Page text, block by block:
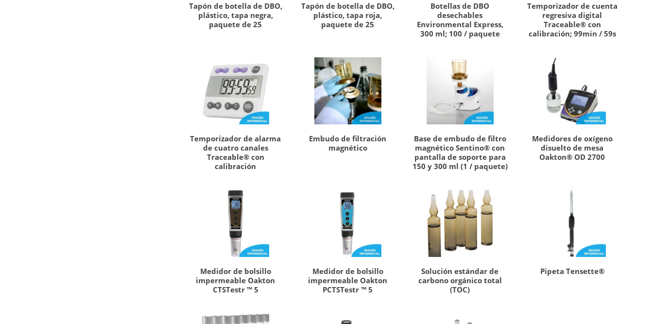
Tapón de botella de DBO,
plástico, tapa negra,
paquete de 25
Tapón de botella de DBO,
plástico, tapa roja,
paquete de 25
Botellas de DBO
desechables
Environmental Express,
300 ml; 100 / paquete
Temporizador de cuenta
regresiva digital
Traceable® con
calibración; 99min / 59s
Temporizador de alarma
de cuatro canales
Traceable® con
calibración
Embudo de filtración
magnético
Base de embudo de filtro
magnético Sentino® con
pantalla de soporte para
150 y 300 ml (1 / paquete)
Medidores de oxígeno
disuelto de mesa
Oakton® OD 2700
Medidor de bolsillo
impermeable Oakton
CTSTestr ™ 5
Medidor de bolsillo
impermeable Oakton
PCTSTestr ™ 5
Solución estándar de
carbono orgánico total
(TOC)
Pipeta Tensette®